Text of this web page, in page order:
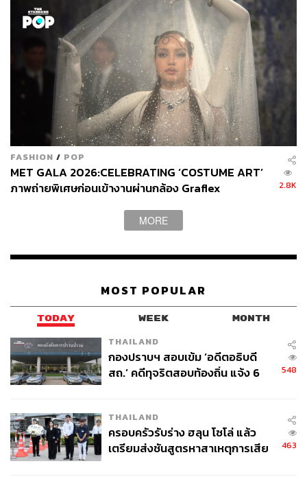
FASHION / POP
MET GALA 2026:CELEBRATING ‘COSTUME ART’
ภาพถ่ายพิเศษก่อนเข้างานผ่านกล้อง Graflex
2.8K
MORE
MOST POPULAR
TODAY WEEK MONTH
THAILAND
กองปราบฯ สอบเข้ม ‘อดีตอธิบดี
สถ.’ คดีทุจริตสอบท้องถิ่น แจ้ง 6
548
THAILAND
ครอบครัวรับร่าง ฮลุน โซโล่ แล้ว
เตรียมส่งชันสูตรหาสาเหตุการเสีย
463